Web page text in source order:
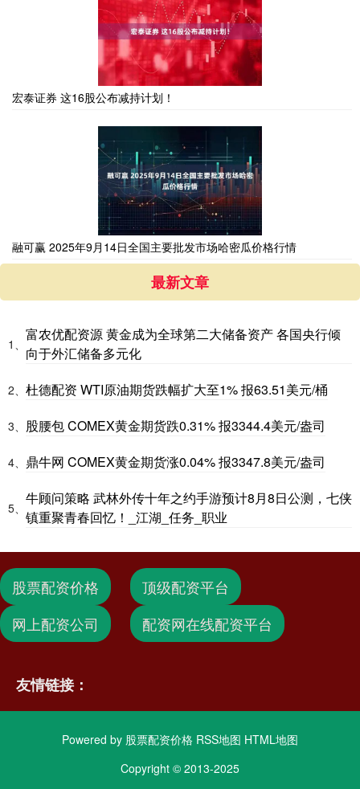
宏泰证券 这16股公布减持计划！
融可赢 2025年9月14日全国主要批发市场哈密瓜价格行情
最新文章
1、
富农优配资源 黄金成为全球第二大储备资产 各国央行倾
向于外汇储备多元化
2、 杜德配资 WTI原油期货跌幅扩大至1% 报63.51美元/桶
3、 股腰包 COMEX黄金期货跌0.31% 报3344.4美元/盎司
4、 鼎牛网 COMEX黄金期货涨0.04% 报3347.8美元/盎司
5、
牛顾问策略 武林外传十年之约手游预计8月8日公测，七侠
镇重聚青春回忆！_江湖_任务_职业
股票配资价格
顶级配资平台
网上配资公司
配资网在线配资平台
友情链接：
Powered by 股票配资价格 RSS地图 HTML地图
Copyright © 2013-2025